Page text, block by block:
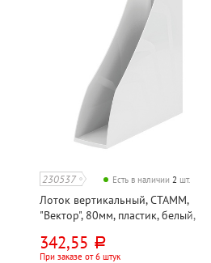
230537 Есть в наличии2 шт.
Лоток вертикальный, СТАММ,
"Вектор", 80мм, пластик, белый,
342,55 руб.
При заказе от 6 штук